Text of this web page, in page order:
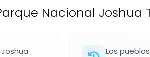
Nacional Joshua
Los